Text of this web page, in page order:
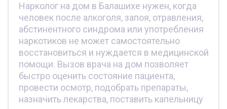
Нарколог на дом в Балашихе нужен, когда
человек после алкоголя, запоя, отравления,
абстинентного синдрома или употребления
наркотиков не может самостоятельно
восстановиться и нуждается в медицинской
помощи. Вызов врача на дом позволяет
быстро оценить состояние пациента,
провести осмотр, подобрать препараты,
назначить лекарства, поставить капельницу